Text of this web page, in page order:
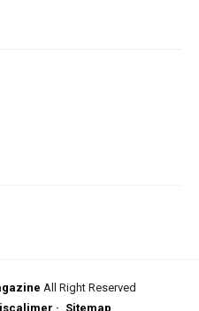
All Right Reserved
Sitemap